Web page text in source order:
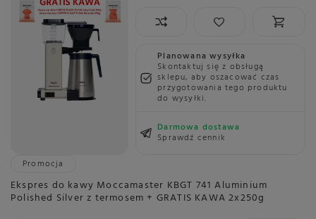
Planowana wysyłka
Skontaktuj się z obsługą
sklepu, aby oszacować czas
przygotowania tego produktu
do wysyłki.
Darmowa dostawa
Sprawdź cennik
Promocja
Ekspres do kawy Moccamaster KBGT 741 Aluminium
Polished Silver z termosem + GRATIS KAWA 2x250g